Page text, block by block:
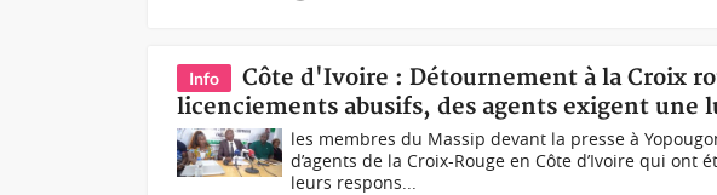
Info
Côte d'Ivoire : Détournement à la Croix
licenciements abusifs, des agents exigent une
les membres du Massip devant la presse à
d’agents de la Croix-Rouge en Côte d’Ivoire qui
leurs respons...